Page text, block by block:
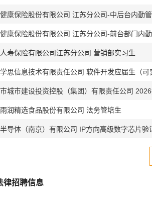
康保险股份有限公司 江苏分公司-中后台内勤
康保险股份有限公司 江苏分公司-前台部门内
寿保险有限公司江苏分公司 营销部实习生
思信息技术有限责任公司 软件开发应届生（可
城市建设投资控股（集团）有限责任公司
润精选食品股份有限公司 法务管培生
导体（南京）有限公司 IP方向高级数字芯片验
律招聘信息